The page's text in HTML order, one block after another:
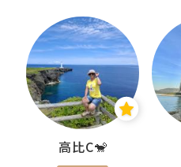
高比C🐒